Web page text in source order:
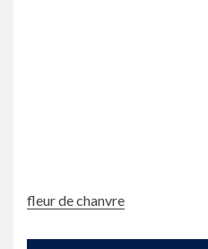
fleur de chanvre